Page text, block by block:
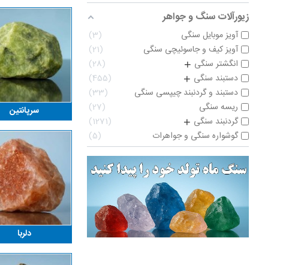
زیورآلات سنگ و جواهر
آویز موبایل سنگی
3
آویز کیف و جاسوئیچی سنگی
21
انگشتر سنگی +
28
دستبند سنگی +
455
دستبند و گردنبند چیپسی سنگی
33
ریسه سنگی
27
گردنبند سنگی +
1271
گوشواره سنگی و جواهرات
5
سرپانتین
دلربا